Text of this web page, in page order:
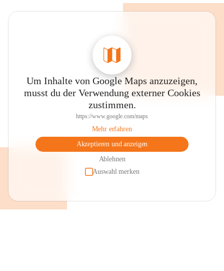
Um Inhalte von Google Maps anzuzeigen,
musst du der Verwendung externer Cookies
zustimmen.
https://www.google.com/maps
Mehr erfahren
Akzeptieren und anzeigen
Ablehnen
Auswahl merken